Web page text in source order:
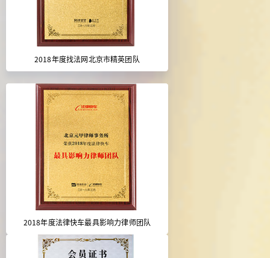
2018年度找法网北京市精英团队
2018年度法律快车最具影响力律师团队